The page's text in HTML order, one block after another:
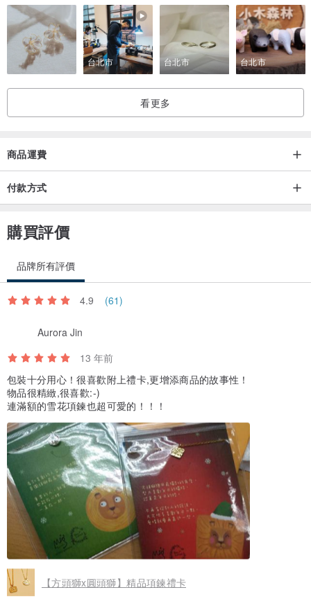
不佩帶時可置於夾鍊袋內隔絕空氣及濕氣
一次購買滿1500元，享免運費優惠!
。【Holiday Greeting】挑你的耶誕禮物。
想要的款式，每款數量有限，送完為止喔 !
台北市 台北市 台北市
看更多
商品運費
付款方式
購買評價
品牌所有評價
4.9 (61)
Aurora Jin
13 年前
包裝十分用心！很喜歡附上禮卡,更增添商品的故事性！
物品很精緻,很喜歡:-)
連滿額的雪花項鍊也超可愛的！！！
【方頭獅x圓頭獅】精品項鍊禮卡